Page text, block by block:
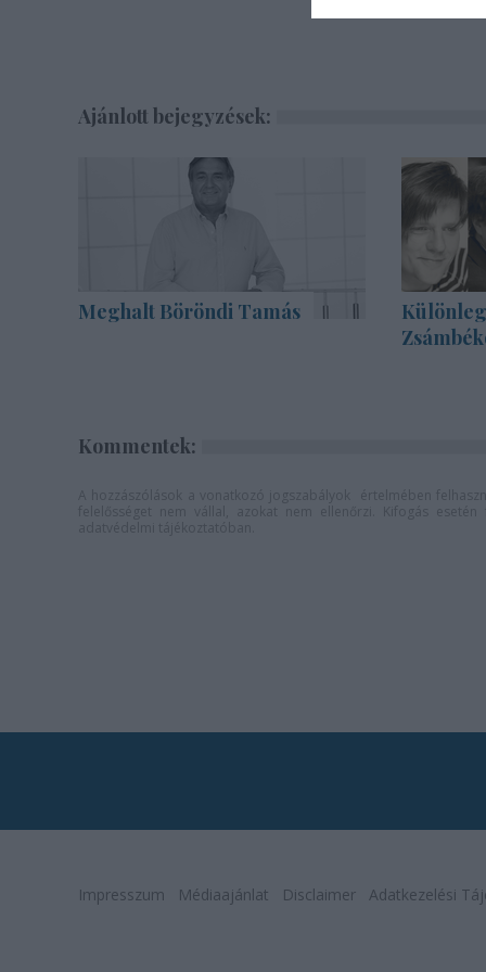
Ajánlott bejegyzések:
Meghalt Böröndi Tamás
Kommentek:
Impresszum Médiaajánlat Disclaimer Adatkezelési